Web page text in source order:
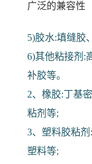
广泛的兼容性
5)胶水:填缝胶
6)其他粘接剂:
补胶等。
2、橡胶:丁基
粘剂等;
3、塑料胶粘
塑料等;